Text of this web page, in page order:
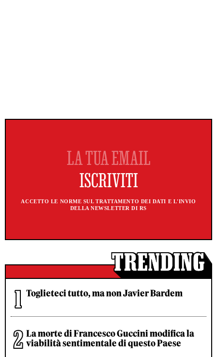
ACCETTO LE NORME SUL TRATTAMENTO DEI DATI E L'INVIO
DELLA NEWSLETTER DI RS
Toglieteci tutto, ma non Javier Bardem
La morte di Francesco Guccini modifica la
viabilità sentimentale di questo Paese